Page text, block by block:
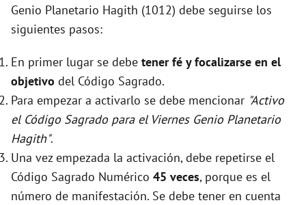
Genio Planetario Hagith (1012) debe seguirse los
siguientes pasos:
En primer lugar se debe tener fé y focalizarse en el
objetivo del Código Sagrado.
Para empezar a activarlo se debe mencionar "Activo
el Código Sagrado para el Viernes Genio Planetario
Hagith".
Una vez empezada la activación, debe repetirse el
Código Sagrado Numérico 45 veces, porque es el
número de manifestación. Se debe tener en cuenta